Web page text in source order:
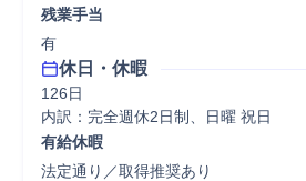
残業手当
有
休日・休暇
126日
内訳：完全週休2日制、日曜 祝日
有給休暇
法定通り／取得推奨あり